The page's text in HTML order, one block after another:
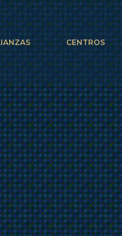
CENTROS